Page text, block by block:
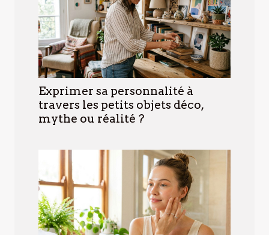
Exprimer sa personnalité à
travers les petits objets déco,
mythe ou réalité ?